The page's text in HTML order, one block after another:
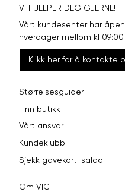
VI HJELPER DEG GJERNE!
Vårt kundesenter har
hverdager mellom kl 09:00
Klikk her for å kontakte
Størrelsesguider
Finn butikk
Vårt ansvar
Kundeklubb
Sjekk gavekort-saldo
Om VIC